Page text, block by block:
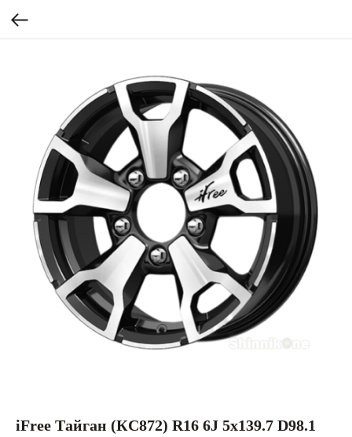
iFree Тайган (КС872) R16 6J 5x139.7 D98.1